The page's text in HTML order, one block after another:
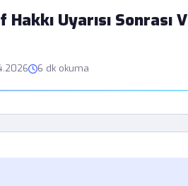
Uyarısı Sonrası
6 dk okuma